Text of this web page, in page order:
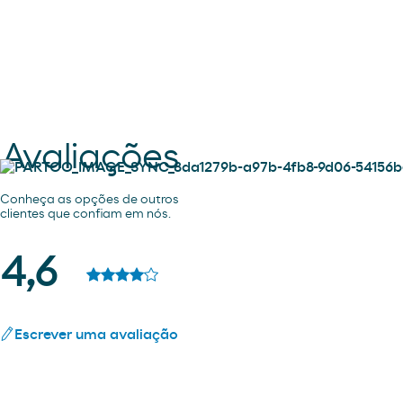
Avaliações
Conheça as opções de outros
clientes que confiam em nós.
4,6
Escrever uma avaliação